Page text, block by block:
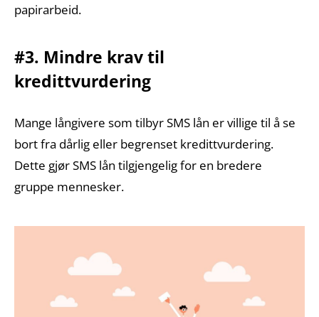
papirarbeid.
#3. Mindre krav til
kredittvurdering
Mange långivere som tilbyr SMS lån er villige til å se
bort fra dårlig eller begrenset kredittvurdering.
Dette gjør SMS lån tilgjengelig for en bredere
gruppe mennesker.